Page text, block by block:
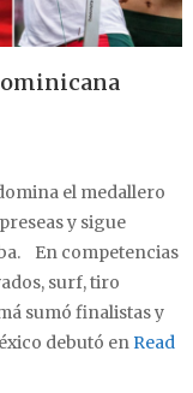
el medallero
y sigue
En competencias
surf, tiro
sumó finalistas y
debutó enRead